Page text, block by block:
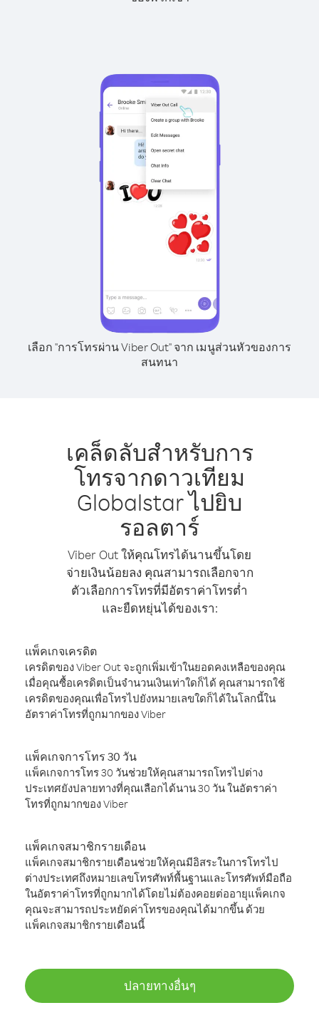
เลือก "การโทรผ่าน Viber Out" จาก เมนูส่วนหัวของการ
สนทนา
เคล็ดลับสำหรับการ
โทรจากดาวเทียม
Globalstar ไปยิบ
รอลตาร์
Viber Out ให้คุณโทรได้นานขึ้นโดย
จ่ายเงินน้อยลง คุณสามารถเลือกจาก
ตัวเลือกการโทรที่มีอัตราค่าโทรต่ำ
และยืดหยุ่นได้ของเรา:
แพ็คเกจเครดิต
เครดิตของ Viber Out จะถูกเพิ่มเข้าในยอดคงเหลือของคุณ
เมื่อคุณซื้อเครดิตเป็นจำนวนเงินเท่าใดก็ได้ คุณสามารถใช้
เครดิตของคุณเพื่อโทรไปยังหมายเลขใดก็ได้ในโลกนี้ใน
อัตราค่าโทรที่ถูกมากของ Viber
แพ็คเกจการโทร 30 วัน
แพ็คเกจการโทร 30 วันช่วยให้คุณสามารถโทรไปต่าง
ประเทศยังปลายทางที่คุณเลือกได้นาน 30 วัน ในอัตราค่า
โทรที่ถูกมากของ Viber
แพ็คเกจสมาชิกรายเดือน
แพ็คเกจสมาชิกรายเดือนช่วยให้คุณมีอิสระในการโทรไป
ต่างประเทศถึงหมายเลขโทรศัพท์พื้นฐานและโทรศัพท์มือถือ
ในอัตราค่าโทรที่ถูกมากได้โดยไม่ต้องคอยต่ออายุแพ็คเกจ
คุณจะสามารถประหยัดค่าโทรของคุณได้มากขึ้น ด้วย
แพ็คเกจสมาชิกรายเดือนนี้
ปลายทางอื่นๆ